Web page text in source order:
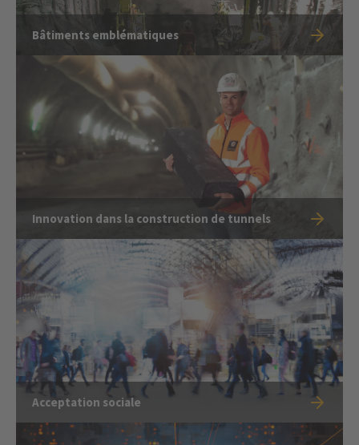
Bâtiments emblématiques
Innovation dans la construction de tunnels
Acceptation sociale